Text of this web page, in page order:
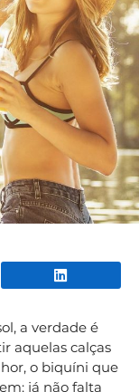
WhatsApp
a verdade é
aquelas calças
o biquíni que
já não falta